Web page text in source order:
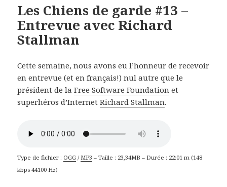
Les Chiens de garde #13 –
Entrevue avec Richard
Stallman
Cette semaine, nous avons eu l’honneur de recevoir
en entrevue (et en français!) nul autre que le
président de laFree Software Foundation et
superhéros d’InternetRichard Stallman.
Type de fichier : OGG / MP3 – Taille : 23,34MB – Durée : 22:01 m (148
kbps 44100 Hz)